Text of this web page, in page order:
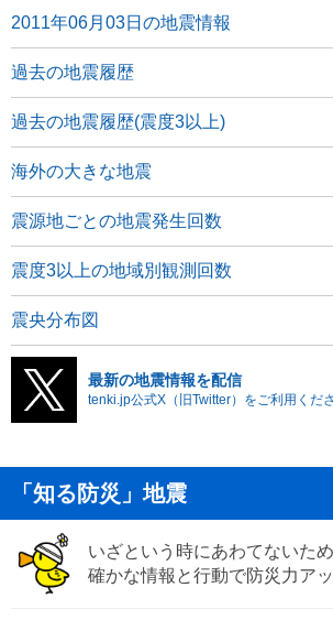
2011年06月03日の地震情報
過去の地震履歴
過去の地震履歴(震度3以上)
海外の大きな地震
震源地ごとの地震発生回数
震度3以上の地域別観測回数
震央分布図
最新の地震情報を配信
tenki.jp公式X（旧Twitter）をご利用くださ
「知る防災」地震
いざという時にあわてないた
確かな情報と行動で防災力ア